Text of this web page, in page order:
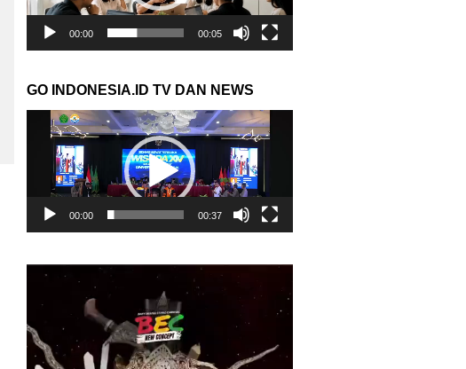
00:00 00:05
GO INDONESIA.ID TV DAN NEWS
Pemutar
Video
00:00 00:37
Pemutar